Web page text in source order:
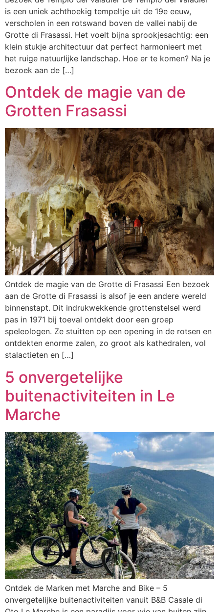
is een uniek achthoekig tempeltje uit de 19e eeuw,
verscholen in een rotswand boven de vallei nabij de
Grotte di Frasassi. Het voelt bijna sprookjesachtig: een
klein stukje architectuur dat perfect harmonieert met
het ruige natuurlijke landschap. Hoe er te komen? Na je
bezoek aan de […]
Ontdek de magie van de
Grotten Frasassi
Ontdek de magie van de Grotte di Frasassi Een bezoek
aan de Grotte di Frasassi is alsof je een andere wereld
binnenstapt. Dit indrukwekkende grottenstelsel werd
pas in 1971 bij toeval ontdekt door een groep
speleologen. Ze stuitten op een opening in de rotsen en
ontdekten enorme zalen, zo groot als kathedralen, vol
stalactieten en […]
5 onvergetelijke
buitenactiviteiten in Le
Marche
Ontdek de Marken met Marche and Bike – 5
onvergetelijke buitenactiviteiten vanuit B&B Casale di